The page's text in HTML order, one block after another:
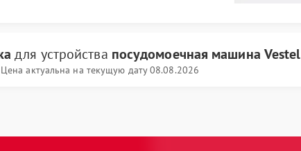
для устройства посудомоечная машина Vestel
Цена актуальна на текущую дату 08.08.2026